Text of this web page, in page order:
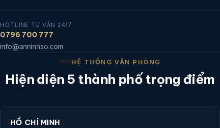
HOTLINE TƯ VẤN 24/7
0796 700 777
info@anninhso.com
HỆ THỐNG VĂN PHÒNG
Hiện diện 5 thành phố trọng điểm
HỒ CHÍ MINH